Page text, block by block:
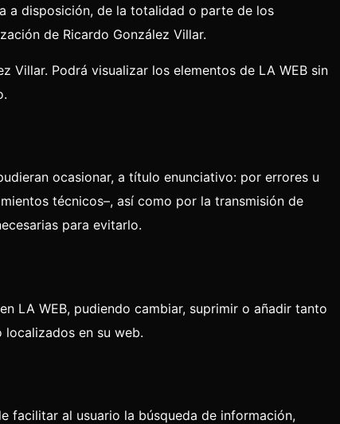
a disposición, de la totalidad o parte de los
de Ricardo González Villar.
Villar. Podrá visualizar los elementos de LA WEB sin
ocasionar, a título enunciativo: por errores u
técnicos–, así como por la transmisión de
para evitarlo.
LA WEB, pudiendo cambiar, suprimir o añadir tanto
en su web.
facilitar al usuario la búsqueda de información,